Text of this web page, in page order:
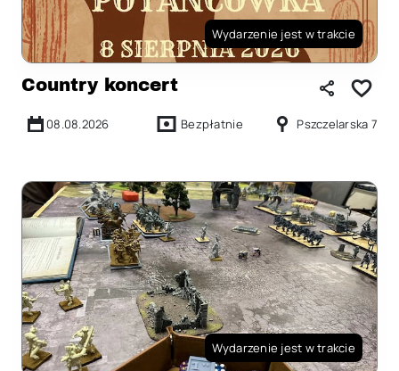
Wydarzenie jest w trakcie
Country koncert
08.08.2026 Bezpłatnie Pszczelarska 7
Wydarzenie jest w trakcie